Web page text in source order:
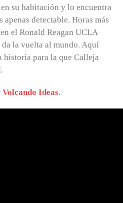
su habitación y lo encuentra
detectable. Horas más
el Ronald Reagan UCLA
la vuelta al mundo. Aquí
historia para la que Calleja
Volcando Ideas.